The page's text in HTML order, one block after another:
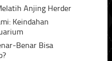
Anjing Herder
Keindahan
Benar Bisa